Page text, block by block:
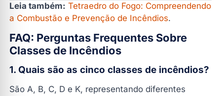
Leia também: Tetraedro do Fogo: Compreendendo
a Combustão e Prevenção de Incêndios.
FAQ: Perguntas Frequentes Sobre
Classes de Incêndios
1. Quais são as cinco classes de incêndios?
São A, B, C, D e K, representando diferentes